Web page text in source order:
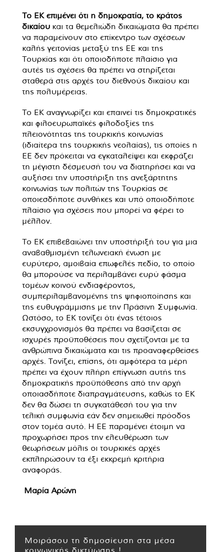
Το ΕΚ επιμένει ότι η δημοκρατία, το κράτος
δικαίου και τα θεμελιώδη δικαιώματα θα πρέπει
να παραμείνουν στο επίκεντρο των σχέσεων
καλής γειτονίας μεταξύ της ΕΕ και της
Τουρκίας και ότι οποιοδήποτε πλαίσιο για
αυτές τις σχέσεις θα πρέπει να στηρίζεται
σταθερά στις αρχές του διεθνούς δικαίου και
της πολυμέρειας.
Το ΕΚ αναγνωρίζει και επαινεί τις δημοκρατικές
και φιλοευρωπαϊκές φιλοδοξίες της
πλειονότητας της τουρκικής κοινωνίας
(ιδιαίτερα της τουρκικής νεολαίας), τις οποίες η
ΕΕ δεν πρόκειται να εγκαταλείψει και εκφράζει
τη μέγιστη δέσμευσή του να διατηρήσει και να
αυξήσει την υποστήριξη της ανεξάρτητης
κοινωνίας των πολιτών της Τουρκίας σε
οποιεσδήποτε συνθήκες και υπό οποιοδήποτε
πλαίσιο για σχέσεις που μπορεί να φέρει το
μέλλον.
Το ΕΚ επιβεβαιώνει την υποστήριξή του για μια
αναβαθμισμένη τελωνειακή ένωση με
ευρύτερο, αμοιβαία επωφελές πεδίο, το οποίο
θα μπορούσε να περιλαμβάνει ευρύ φάσμα
τομέων κοινού ενδιαφέροντος,
συμπεριλαμβανομένης της ψηφιοποίησης και
της ευθυγράμμισης με την Πράσινη Συμφωνία.
Ωστόσο, το ΕΚ τονίζει ότι ένας τέτοιος
εκσυγχρονισμός θα πρέπει να βασίζεται σε
ισχυρές προϋποθέσεις που σχετίζονται με τα
ανθρώπινα δικαιώματα και τις προαναφερθείσες
αρχές. Τονίζει, επίσης, ότι αμφότερα τα μέρη
πρέπει να έχουν πλήρη επίγνωση αυτής της
δημοκρατικής προϋπόθεσης από την αρχή
οποιασδήποτε διαπραγμάτευσης, καθώς το ΕΚ
δεν θα δώσει τη συγκατάθεσή του για την
τελική συμφωνία εάν δεν σημειωθεί πρόοδος
στον τομέα αυτό. Η ΕΕ παραμένει έτοιμη να
προχωρήσει προς την ελευθέρωση των
θεωρήσεων μόλις οι τουρκικές αρχές
εκπληρώσουν τα έξι εκκρεμή κριτήρια
αναφοράς.
Μαρία Αρώνη
Μοιράσου τη δημοσίευση στα μέσα
κοινωνικής δικτύωσης !